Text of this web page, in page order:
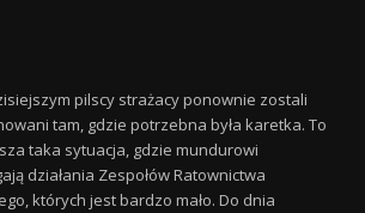
pilscy strażacy ponownie zostali
tam, gdzie potrzebna była karetka. To
taka sytuacja, gdzie mundurowi
działania Zespołów Ratownictwa
których jest bardzo mało. Do dnia